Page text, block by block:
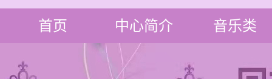
首页 中心简介 音乐类